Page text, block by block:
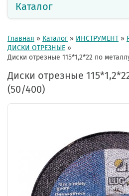
Каталог
Главная » Каталог » ИНСТРУМЕНТ »
ДИСКИ ОТРЕЗНЫЕ »
Диски отрезные 115*1,2*22 по
Диски отрезные
(50/400)